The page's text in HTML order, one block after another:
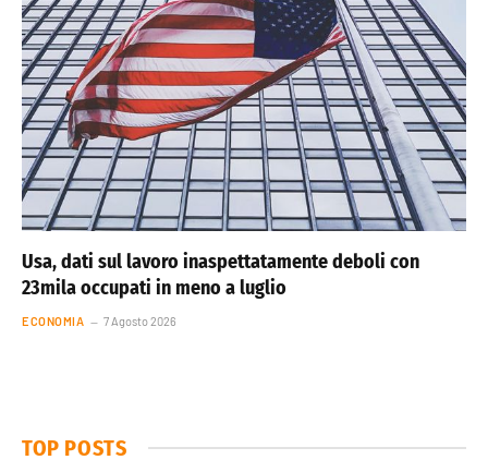
Usa, dati sul lavoro inaspettatamente deboli con
23mila occupati in meno a luglio
ECONOMIA 7 Agosto 2026
TOP POSTS